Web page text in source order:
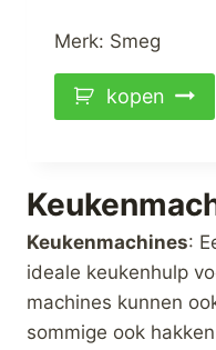
was:
€99,00.
Merk: Smeg
kopen
Keukenmachines:
ideale keukenhulp
machines kunnen
sommige ook